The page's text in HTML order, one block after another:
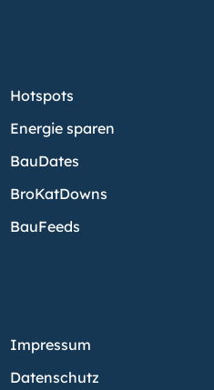
Hotspots
Energie sparen
BauDates
BroKatDowns
BauFeeds
Impressum
Datenschutz